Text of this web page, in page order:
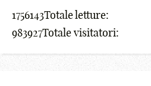
₩
₪
%
5
6
7
5
6
7
9
_
-
c
d
e
_
-
+
!
@
#
4
5
6
1756143Totale letture:
983927Totale visitatori: